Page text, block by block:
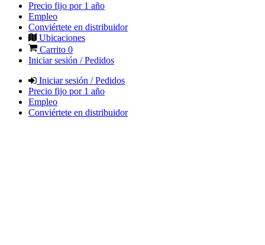
Precio fijo por 1 año
Empleo
Conviértete en distribuidor
Ubicaciones
Carrito 0
Iniciar sesión / Pedidos
Iniciar sesión / Pedidos
Precio fijo por 1 año
Empleo
Conviértete en distribuidor